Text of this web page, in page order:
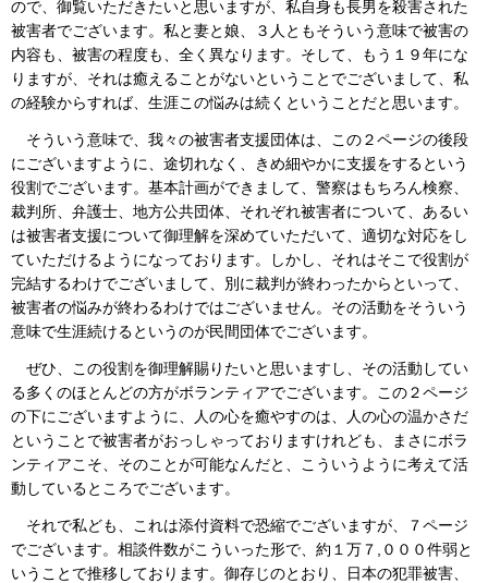
ので、御覧いただきたいと思いますが、私自身も長男を殺害された
被害者でございます。私と妻と娘、３人ともそういう意味で被害の
内容も、被害の程度も、全く異なります。そして、もう１９年にな
りますが、それは癒えることがないということでございまして、私
の経験からすれば、生涯この悩みは続くということだと思います。
そういう意味で、我々の被害者支援団体は、この２ページの後段
にございますように、途切れなく、きめ細やかに支援をするという
役割でございます。基本計画ができまして、警察はもちろん検察、
裁判所、弁護士、地方公共団体、それぞれ被害者について、あるい
は被害者支援について御理解を深めていただいて、適切な対応をし
ていただけるようになっております。しかし、それはそこで役割が
完結するわけでございまして、別に裁判が終わったからといって、
被害者の悩みが終わるわけではございません。その活動をそういう
意味で生涯続けるというのが民間団体でございます。
ぜひ、この役割を御理解賜りたいと思いますし、その活動してい
る多くのほとんどの方がボランティアでございます。この２ページ
の下にございますように、人の心を癒やすのは、人の心の温かさだ
ということで被害者がおっしゃっておりますけれども、まさにボラ
ンティアこそ、そのことが可能なんだと、こういうように考えて活
動しているところでございます。
それで私ども、これは添付資料で恐縮でございますが、７ページ
でございます。相談件数がこういった形で、約１万７,０００件弱と
いうことで推移しております。御存じのとおり、日本の犯罪被害、